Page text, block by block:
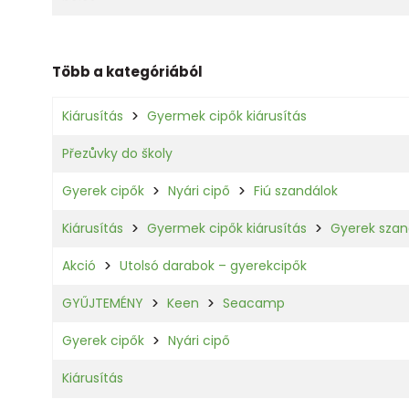
Több a kategóriából
Kiárusítás Gyermek cipők kiárusítás
Přezůvky do školy
Gyerek cipők Nyári cipő Fiú szandálok
Kiárusítás Gyermek cipők kiárusítás Gyerek
Akció Utolsó darabok – gyerekcipők
GYŰJTEMÉNY Keen Seacamp
Gyerek cipők Nyári cipő
Kiárusítás